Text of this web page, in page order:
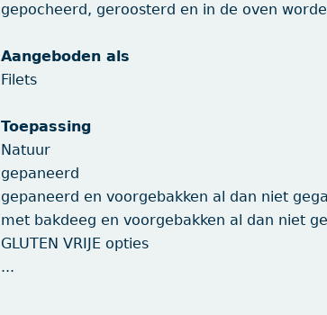
gepocheerd, geroosterd en in de oven
Aangeboden als
Filets
Toepassing
Natuur
gepaneerd
gepaneerd en voorgebakken al dan niet
met bakdeeg en voorgebakken al dan niet
GLUTEN VRIJE opties
...